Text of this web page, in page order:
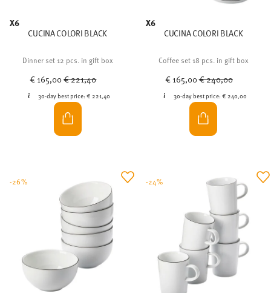
X6
CUCINA COLORI BLACK
Dinner set 12 pcs. in gift box
€ 165,00Price reduced from
€ 221,40
30-day best price:€ 221,40
X6
CUCINA COLORI BLACK
Coffee set 18 pcs. in gift box
€ 165,00Price reduced from
€ 240,00
30-day best price: € 240,00
-26% -24%